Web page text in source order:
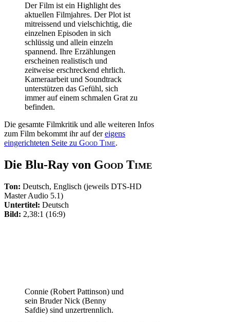
Der Film ist ein Highlight des
aktuellen Filmjahres. Der Plot ist
mitreissend und vielschichtig, die
einzelnen Episoden in sich
schlüssig und allein einzeln
spannend. Ihre Erzählungen
erscheinen realistisch und
zeitweise erschreckend ehrlich.
Kameraarbeit und Soundtrack
unterstützen das Gefühl, sich
immer auf einem schmalen Grat zu
befinden.
Die gesamte Filmkritik und alle weiteren Infos
zum Film bekommt ihr auf dereigens
eingerichteten Seite zu Good Time.
Die Blu-Ray von Good Time
Ton: Deutsch, Englisch (jeweils DTS-HD
Master Audio 5.1)
Untertitel: Deutsch
Bild: 2,38:1 (16:9)
Connie (Robert Pattinson) und
sein Bruder Nick (Benny
Safdie) sind unzertrennlich.